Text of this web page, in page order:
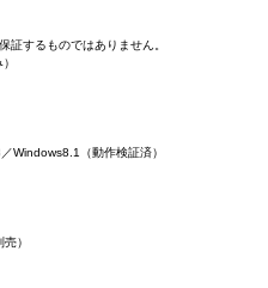
するものではありません。
Windows8.1（動作検証済）
）